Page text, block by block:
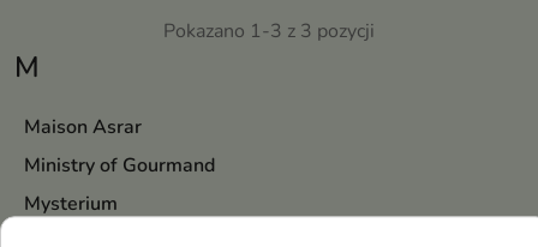
M
Maison Asrar
Ministry of Gourmand
Mysterium
Pokazano 1-3 z 3 pozycji